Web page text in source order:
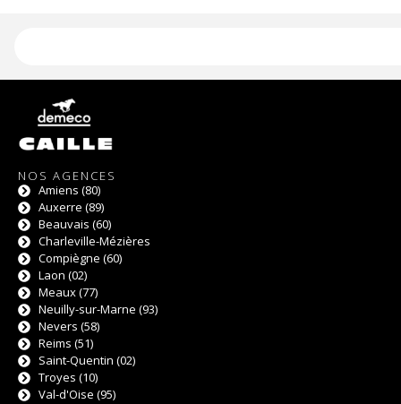
NOS AGENCES
Amiens (80)
Auxerre (89)
Beauvais (60)
Charleville-Mézières
Compiègne (60)
Laon (02)
Meaux (77)
Neuilly-sur-Marne (93)
Nevers (58)
Reims (51)
Saint-Quentin (02)
Troyes (10)
Val-d'Oise (95)